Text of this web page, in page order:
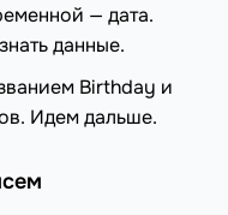
— дата.
данные.
Birthday и
Идем дальше.